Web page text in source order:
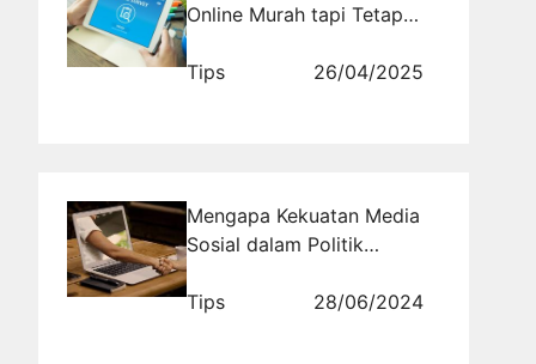
Online Murah tapi Tetap
Tips
26/04/2025
Mengapa Kekuatan Media
Sosial dalam Politik
Anda Tidak Akan Percaya
Tips 28/06/2024